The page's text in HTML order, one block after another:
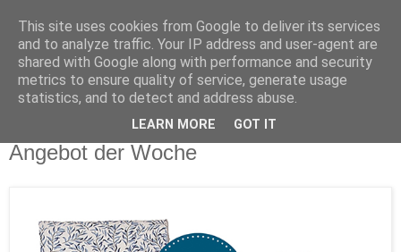
Angebot der Woche
This site uses cookies from Google to deliver its services
and to analyze traffic. Your IP address and user-agent are
shared with Google along with performance and security
metrics to ensure quality of service, generate usage
statistics, and to detect and address abuse.
LEARN MORE GOT IT